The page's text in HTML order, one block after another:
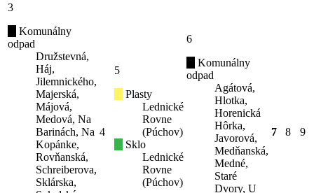
3
Komunálny
odpad
Družstevná,
Háj,
Jilemnického,
Majerská,
Májová,
Medová, Na
Barinách, Na
Kopánke,
Rovňanská,
Schreiberova,
Sklárska,
4
5
Plasty
Lednické
Rovne
(Púchov)
Sklo
Lednické
Rovne
(Púchov)
6
Komunálny
odpad
Agátová,
Hlotka,
Horenická
Hôrka,
Javorová,
Medňanská,
Medné,
Staré
Dvory, U
7 8 9